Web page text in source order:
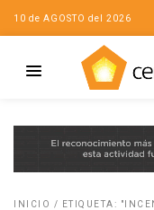
10 de AGOSTO del 2026
INICIO / ETIQUETA: